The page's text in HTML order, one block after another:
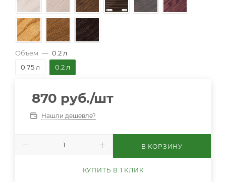
Объем — 0.2 л
0.75 л
0.2 л
870 руб./шт
Нашли дешевле?
В КОРЗИНУ
КУПИТЬ В 1 КЛИК